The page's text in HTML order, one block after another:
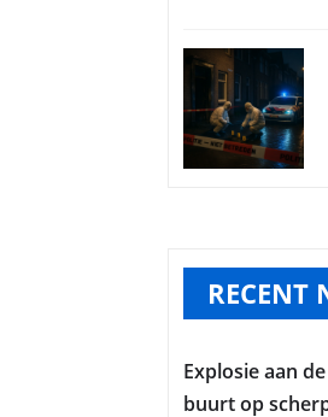
RECENT
Explosie aan
buurt op